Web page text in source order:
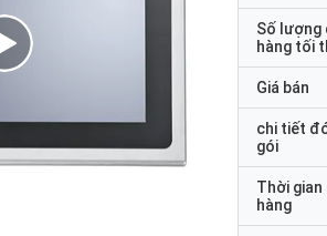
Số lượng
hàng tối
Giá bán
chi tiết
gói
Thời gian
hàng